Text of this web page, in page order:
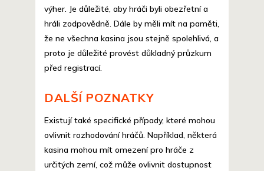
výher. Je důležité, aby hráči byli obezřetní a
hráli zodpovědně. Dále by měli mít na paměti,
že ne všechna kasina jsou stejně spolehlivá, a
proto je důležité provést důkladný průzkum
před registrací.
DALŠÍ POZNATKY
Existují také specifické případy, které mohou
ovlivnit rozhodování hráčů. Například, některá
kasina mohou mít omezení pro hráče z
určitých zemí, což může ovlivnit dostupnost